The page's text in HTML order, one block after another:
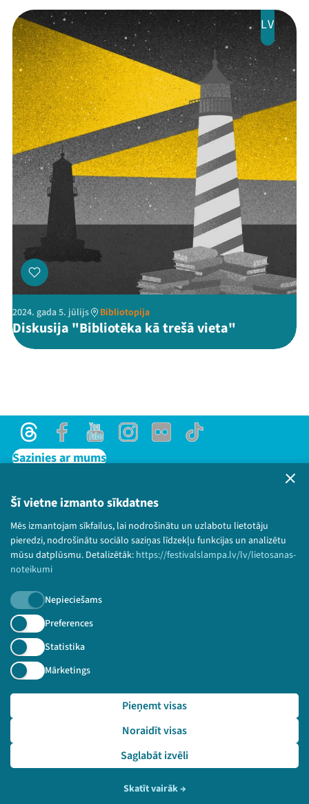
Šī vietne izmanto sīkdatnes
Mēs izmantojam sīkfailus, lai nodrošinātu un uzlabotu lietotāju
pieredzi, nodrošinātu sociālo saziņas līdzekļu funkcijas un analizētu
mūsu datplūsmu. Detalizētāk: https://festivalslampa.lv/lv/lietosanas-
noteikumi
Nepieciešams
Preferences
Statistika
Mārketings
Saglabāt izvēli
Noraidīt visas
Pieņemt visas
Skatīt vairāk→
ThreadsFacebookYoutube
X Instagram
Flick TikTok
LV
2024. gada 5. jūlijs Bibliotopija
Diskusija "Bibliotēka kā trešā vieta"
ThreadsFacebookYoutubeInstagram
Flick TikTok
Sazinies ar mums
Lietošanas noteikumi un sīkdatņu politika
Bērnu aizsardzības politika
© 2026 Sarunu festivāls LAMPA Visas tiesības
paturētas.
Piesakies jaunumiem!
Nepalaid garām aktuālāko informāciju!
Pieteikties
🔗 https://festivalslampa.lv/lv/dalibnieki/4257